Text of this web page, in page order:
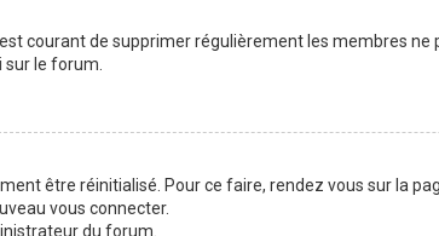
courant de supprimer régulièrement les membres ne
le forum.
être réinitialisé. Pour ce faire, rendez vous sur la
vous connecter.
du forum.